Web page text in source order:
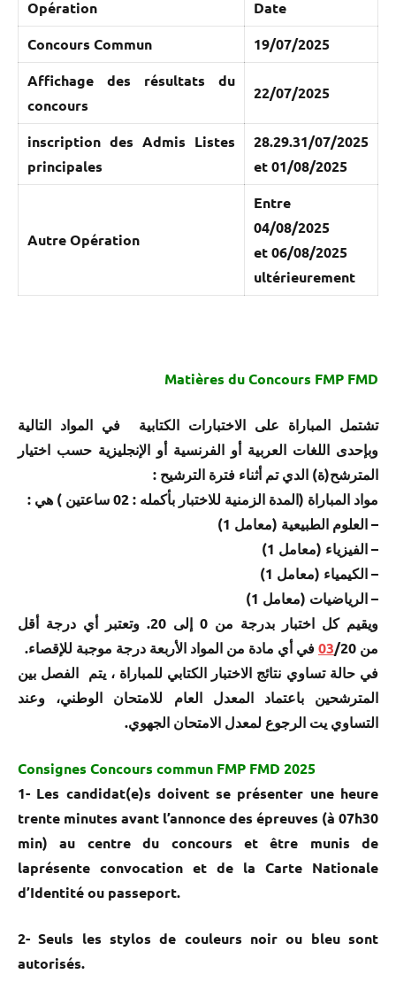
Opération
Date
Concours Commun
19/07/2025
Affichage des résultats du
concours
22/07/2025
inscription des Admis Listes
principales
28.29.31/07/2025
et 01/08/2025
Autre Opération
Entre
04/08/2025
et 06/08/2025
ultérieurement
Matières du Concours FMP FMD
تشتمل المباراة على الاختبارات الكتابية في المواد التالية
وبإحدى اللغات العربية أو الفرنسية أو الإنجليزية حسب اختيار
المترشح(ة) الدي تم أثناء فترة الترشيح :
مواد المباراة (المدة الزمنية للاختبار بأكمله :02 ساعتين ) هي :
– العلوم الطبيعية (معامل 1)
– الفيزياء (معامل 1)
– الكيمياء (معامل 1)
– الرياضيات (معامل 1)
ويقيم كل اختبار بدرجة من 0 إلى 20. وتعتبر أي درجة أقل
من
03/20 في أي مادة من المواد الأربعة درجة موجبة للإقصاء.
في حالة تساوي نتائج الاختبار الكتابي للمباراة ، يتم الفصل بين
المترشحين باعتماد المعدل العام للامتحان الوطني، وعند
التساوي يت الرجوع لمعدل الامتحان الجهوي.
Consignes Concours commun FMP FMD 2025
1- Les candidat(e)s doivent se présenter une heure
trente minutes avant l’annonce des épreuves (à 07h30
min) au centre du concours et être munis de
laprésente convocation et de la Carte Nationale
d’Identité ou passeport.
2- Seuls les stylos de couleurs noir ou bleu sont
autorisés.